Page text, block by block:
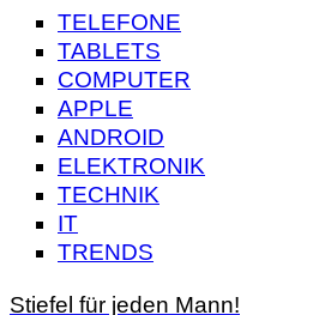
TELEFONE
TABLETS
COMPUTER
APPLE
ANDROID
ELEKTRONIK
TECHNIK
IT
TRENDS
Stiefel für jeden Mann!